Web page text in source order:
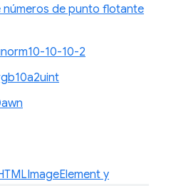
números de punto flotante
10-10-2
y